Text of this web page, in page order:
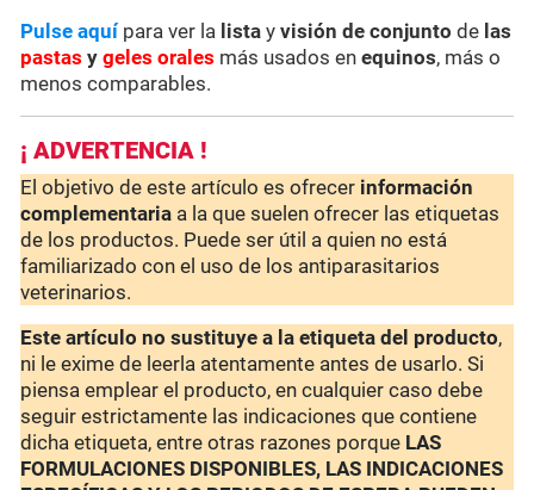
Pulse aquípara ver la lista yvisión de conjunto de las
pastas ygeles orales más usados en equinos, más o
menos comparables.
¡ ADVERTENCIA !
El objetivo de este artículo es ofrecer información
complementaria a la que suelen ofrecer las etiquetas
de los productos. Puede ser útil a quien no está
familiarizado con el uso de los antiparasitarios
veterinarios.
Este artículo no sustituye a la etiqueta del producto,
ni le exime de leerla atentamente antes de usarlo. Si
piensa emplear el producto, en cualquier caso debe
seguir estrictamente las indicaciones que contiene
dicha etiqueta, entre otras razones porque LAS
FORMULACIONES DISPONIBLES, LAS INDICACIONES